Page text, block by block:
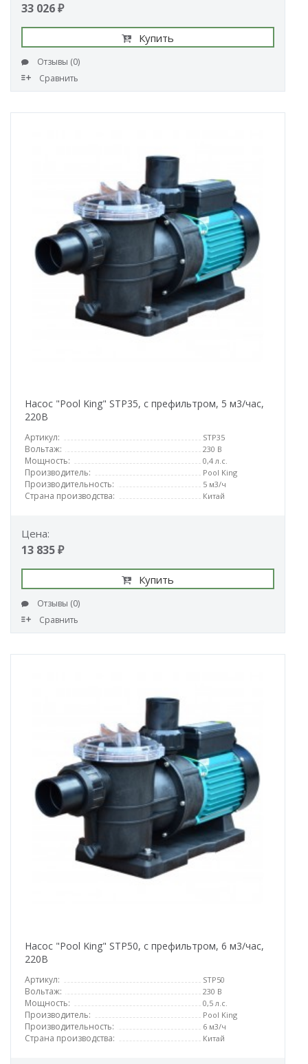
33 026 ₽
Купить
Отзывы (0)
Сравнить
Насос "Pool King" STP35, с префильтром, 5 м3/час,
220В
Артикул: STP35
Вольтаж: 230 В
Мощность: 0,4 л.с.
Производитель: Pool King
Производительность: 5 м3/ч
Страна производства: Китай
Цена:
13 835 ₽
Купить
Отзывы (0)
Сравнить
Насос "Pool King" STP50, с префильтром, 6 м3/час,
220В
Артикул: STP50
Вольтаж: 230 В
Мощность: 0,5 л.с.
Производитель: Pool King
Производительность: 6 м3/ч
Страна производства: Китай